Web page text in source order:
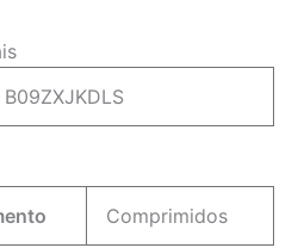
B09ZXJKDLS
Comprimidos